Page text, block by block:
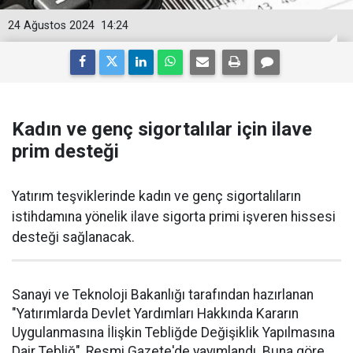
14:24
24 Ağustos 2024
Kadın ve genç sigortalılar için ilave
prim desteği
Yatırım teşviklerinde kadın ve genç sigortalıların
istihdamına yönelik ilave sigorta primi işveren hissesi
desteği sağlanacak.
Sanayi ve Teknoloji Bakanlığı tarafından hazırlanan
"Yatırımlarda Devlet Yardımları Hakkında Kararın
Uygulanmasına İlişkin Tebliğde Değişiklik Yapılmasına